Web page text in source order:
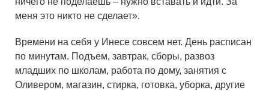
меня это никто не сделает».
Времени на себя у Инесе совсем нет. День расписан
по минутам. Подъем, завтрак, сборы, развоз
младших по школам, работа по дому, занятия с
Оливером, магазин, стирка, готовка, уборка, другие